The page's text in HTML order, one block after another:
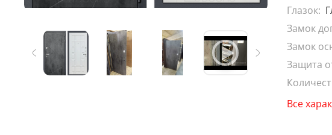
Глазок:
Замок
Замок
Защита
Все